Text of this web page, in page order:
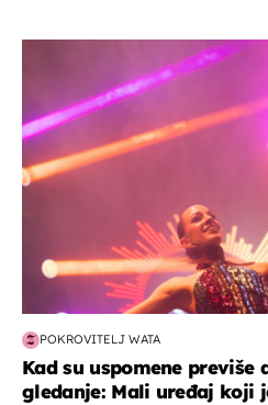
POKROVITELJ WATA
Kad su uspomene previše
gledanje: Mali uređaj koji